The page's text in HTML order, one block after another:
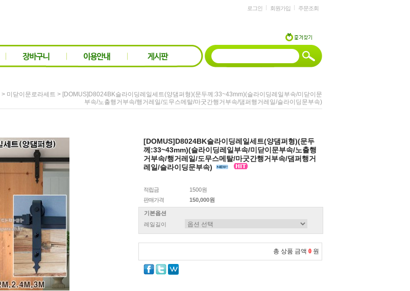
로그인 회원가입 주문조회
> 미닫이문로라세트 > [DOMUS]D8024BK슬라이딩레일세트(양댐퍼형)(문두께:33~43mm)(슬라이딩레일부속/미닫이문
부속/노출행거부속/행거레일/도무스메탈/마굿간행거부속/댐퍼행거레일/슬라이딩문부속)
[DOMUS]D8024BK슬라이딩레일세트(양댐퍼형)(문두
께:33~43mm)(슬라이딩레일부속/미닫이문부속/노출행
거부속/행거레일/도무스메탈/마굿간행거부속/댐퍼행거
레일/슬라이딩문부속)
적립금
1500원
판매가격
150,000원
기본옵션
레일길이
총 상품 금액 0 원